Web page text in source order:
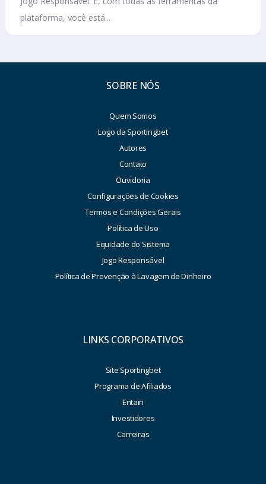
plataforma, você está...
SOBRE NÓS
Quem Somos
Logo da Sportingbet
Autores
Contato
Ouvidoria
Configurações de Cookies
Termos e Condições Gerais
Política de Uso
Equidade do Sistema
Jogo Responsável
Política de Prevenção à Lavagem de Dinheiro
LINKS CORPORATIVOS
Site Sportingbet
Programa de Afiliados
Entain
Investidores
Carreiras